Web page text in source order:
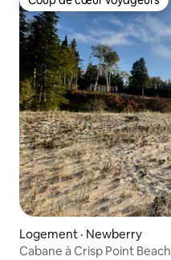
Coup de cœur voyageurs
Logement · Newberry
Cabane à Crisp Point Beach